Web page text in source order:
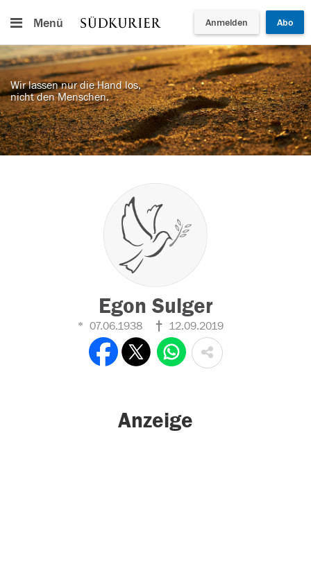
Menü Anmelden Abo
Wir lassen nur die Hand los,
nicht den Menschen.
Egon Sulger
07.06.1938 12.09.2019
Anzeige